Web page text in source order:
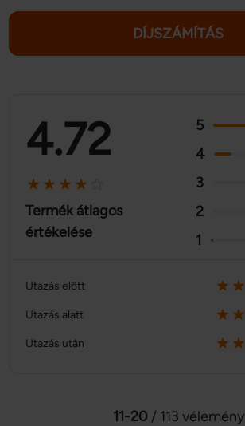
DÍJSZÁMÍTÁS
4.72
Termék átlagos
értékelése
5
4
3
2
1
Utazás előtt
Utazás alatt
Utazás után
11-20 / 113 vélemény